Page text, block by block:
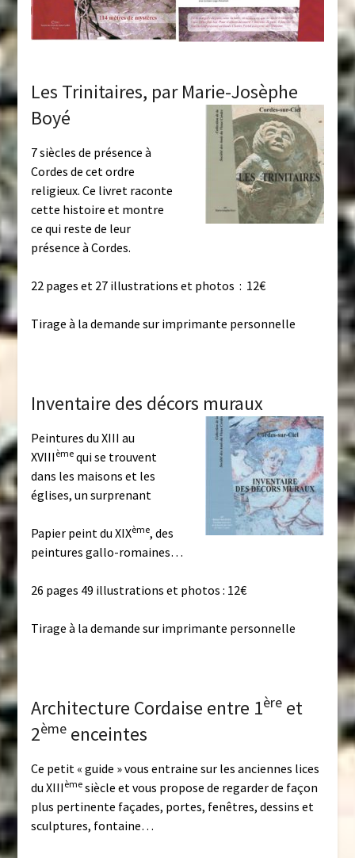
Les Trinitaires, par Marie-Josèphe
Boyé
7 siècles de présence à
Cordes de cet ordre
religieux. Ce livret raconte
cette histoire et montre
ce qui reste de leur
présence à Cordes.
22 pages et 27 illustrations et photos : 12€
Tirage à la demande sur imprimante personnelle
Inventaire des décors muraux
Peintures du XIII au
XVIIIèmequi se trouvent
dans les maisons et les
églises, un surprenant
Papier peint du XIXème, des
peintures gallo-romaines…
26 pages 49 illustrations et photos : 12€
Tirage à la demande sur imprimante personnelle
Architecture Cordaise entre 1èreet
2èmeenceintes
Ce petit « guide » vous entraine sur les anciennes lices
du XIIIèmesiècle et vous propose de regarder de façon
plus pertinente façades, portes, fenêtres, dessins et
sculptures, fontaine…